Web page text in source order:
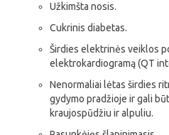
Užkimšta nosis.
Cukrinis diabetas.
Širdies elektrinės veiklos
elektrokardiogramą (QT
Nenormaliai lėtas širdies
gydymo pradžioje ir gali
kraujospūdžiu ir alpuliu.